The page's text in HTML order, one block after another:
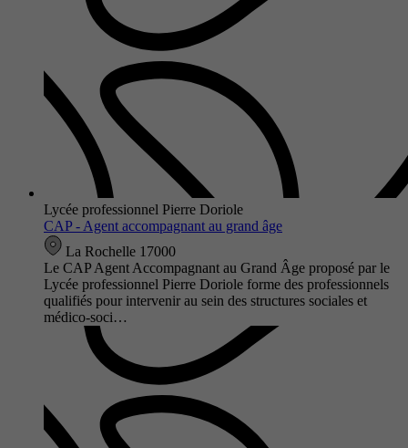
Lycée professionnel Pierre Doriole
CAP - Agent accompagnant au grand âge
La Rochelle 17000
Le CAP Agent Accompagnant au Grand Âge proposé par le
Lycée professionnel Pierre Doriole forme des professionnels
qualifiés pour intervenir au sein des structures sociales et
médico-soci…